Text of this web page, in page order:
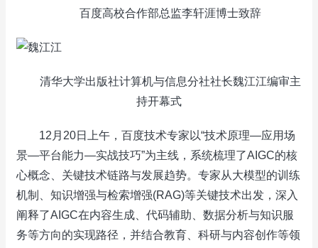
百度高校合作部总监李轩涯博士致辞
清华大学出版社计算机与信息分社社长魏江江编审主
持开幕式
12月20日上午，百度技术专家以“技术原理—应用场
景—平台能力—实战技巧”为主线，系统梳理了AIGC的核
心概念、关键技术链路与发展趋势。专家从大模型的训练
机制、知识增强与检索增强(RAG)等关键技术出发，深入
阐释了AIGC在内容生成、代码辅助、数据分析与知识服
务等方向的实现路径，并结合教育、科研与内容创作等领